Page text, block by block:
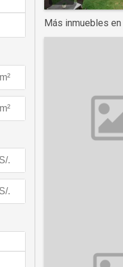
Más inmuebles